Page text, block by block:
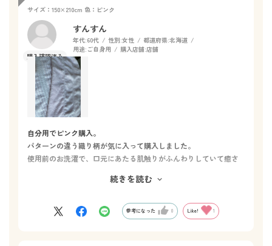
サイズ：150×210cm 色：ピンク
すんすん
年代:60代 性別:女性 都道府県:北海道
用途: ご自身用 購入店舗:店舗
自分用でピンク購入。
パターンの違う織り柄が気に入って購入しました。
使用前のお洗濯で、口元にあたる肌触りがふんわりしていて癒さ
色のついたお花模様のタオルケットを探していてお値段が高く驚
シンプルなのにこだわりの素敵さがあって即決、やっぱりホット
続きを読む
参考になった 0 Like! 1